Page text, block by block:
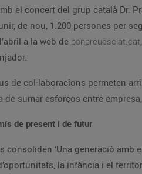
el concert del grup català Dr.
de nou, 1.200 persones per
a la web de bonpreuesclat.cat
de col·laboracions permeten
de sumar esforços entre
de present i de futur
consoliden ‘Una generació
la infància i el